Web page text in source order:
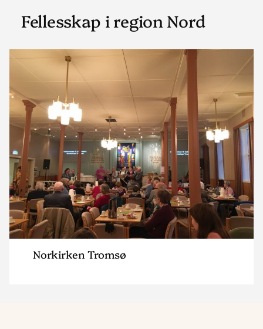
Fellesskap i region Nord
Norkirken Tromsø
"Norkirken
Tromsø"